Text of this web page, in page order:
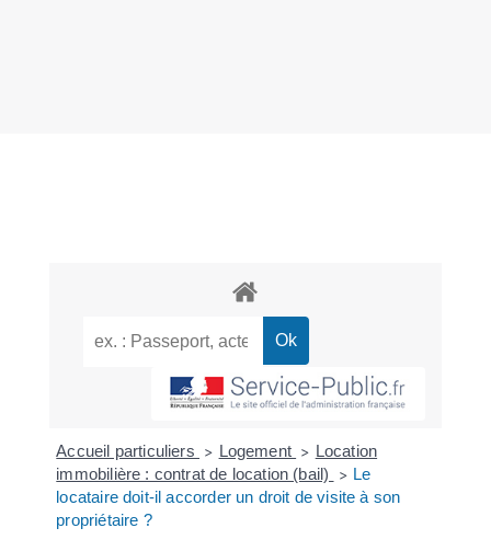
Accueil particuliers > Logement > Location
immobilière : contrat de location (bail)
> Le
locataire doit-il accorder un droit de visite à son
propriétaire ?